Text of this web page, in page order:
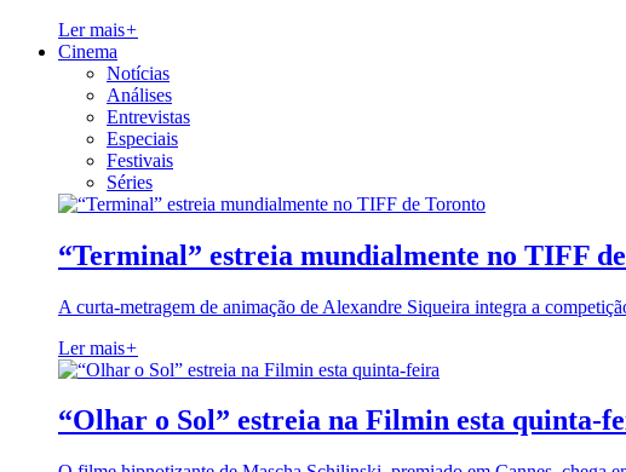
Ler mais+
Cinema
Notícias
Análises
Entrevistas
Especiais
Festivais
Séries
“Terminal” estreia mundialmente no TIFF
A curta-metragem de animação de Alexandre Siqueira integra a
Ler mais+
“Olhar o Sol” estreia na Filmin esta quinta-